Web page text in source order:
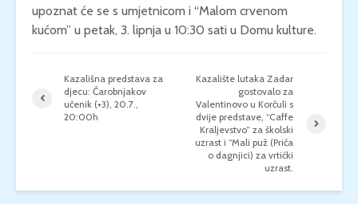
upoznat će se s umjetnicom i “Malom crvenom
kućom” u petak, 3. lipnja u 10:30 sati u Domu kulture.
Kazališna predstava za
djecu: Čarobnjakov
učenik (+3), 20.7.,
20:00h
Kazalište lutaka Zadar
gostovalo za
Valentinovo u Korčuli s
dvije predstave, “Caffe
Kraljevstvo” za školski
uzrast i “Mali puž (Priča
o dagnjici) za vrtićki
uzrast.